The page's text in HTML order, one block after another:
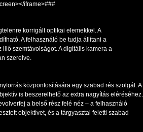
iframe>###
korrigált optikai elemekkel. A
A felhasználó be tudja állítani a
szemtávolságot. A digitális kamera a
szerelve.
központosítására egy szabad rés szolgál. A
is beszerelhető az extra nagyítás eléréséhez.
a belső rész felé néz – a felhasználó
objektívet, és a tárgyasztal feletti szabad